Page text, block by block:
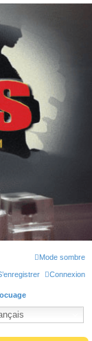
victimes d'adultère.
une situation
Mode sombre
Connexion